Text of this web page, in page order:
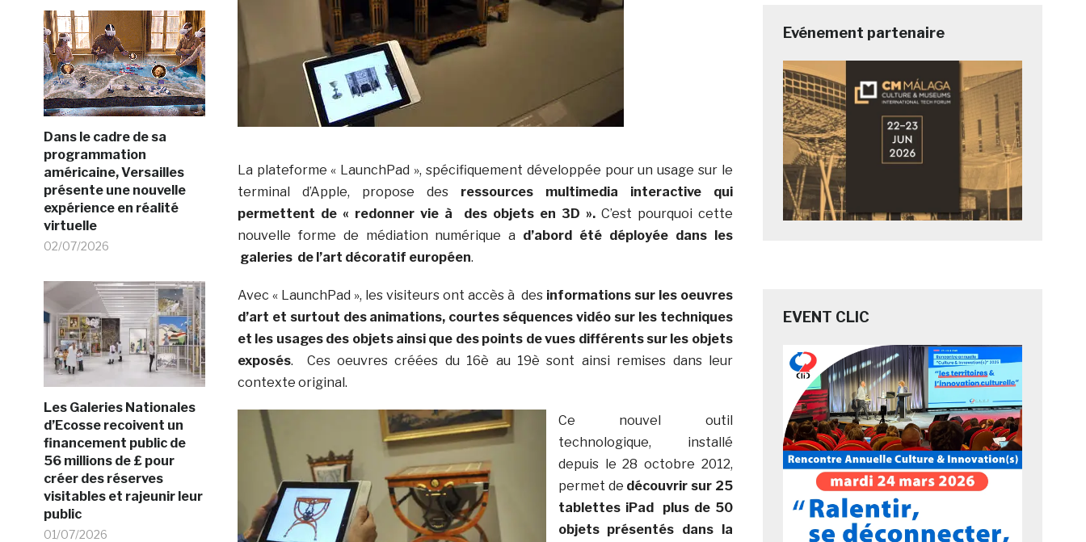
Dans le cadre de sa
programmation
américaine, Versailles
présente une nouvelle
expérience en réalité
virtuelle
02/07/2026
Les Galeries Nationales
d’Ecosse recoivent un
financement public de
56 millions de £ pour
créer des réserves
visitables et rajeunir leur
public
01/07/2026
La plateforme « LaunchPad », spécifiquement développée pour un usage sur le
terminal d’Apple, propose des ressources multimedia interactive qui
permettent de « redonner vie à des objets en 3D ».C’est pourquoi cette
nouvelle forme de médiation numérique a d’abord été déployée dans les
galeries de l’art décoratif européen.
Avec « LaunchPad », les visiteurs ont accès à des informations sur les oeuvres
d’art et surtout des animations, courtes séquences vidéo sur les techniques
et les usages des objets ainsi que des points de vues différents sur les objets
exposés. Ces oeuvres créées du 16è au 19è sont ainsi remises dans leur
contexte original.
Ce nouvel outil
technologique, installé
depuis le 28 octobre 2012,
permet de découvrir sur 25
tablettes iPad plus de 50
objets présentés dans la
Evénement partenaire
EVENT CLIC